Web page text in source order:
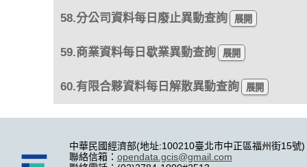
58.分公司資料每日廢止異動查詢
59.商業資料每日歇業異動查詢
60.有限合夥資料每日解散異動查詢
中華民國經濟部(地址:100210臺北市中正區福州街15號)
聯絡信箱： opendata.gcis@gmail.com